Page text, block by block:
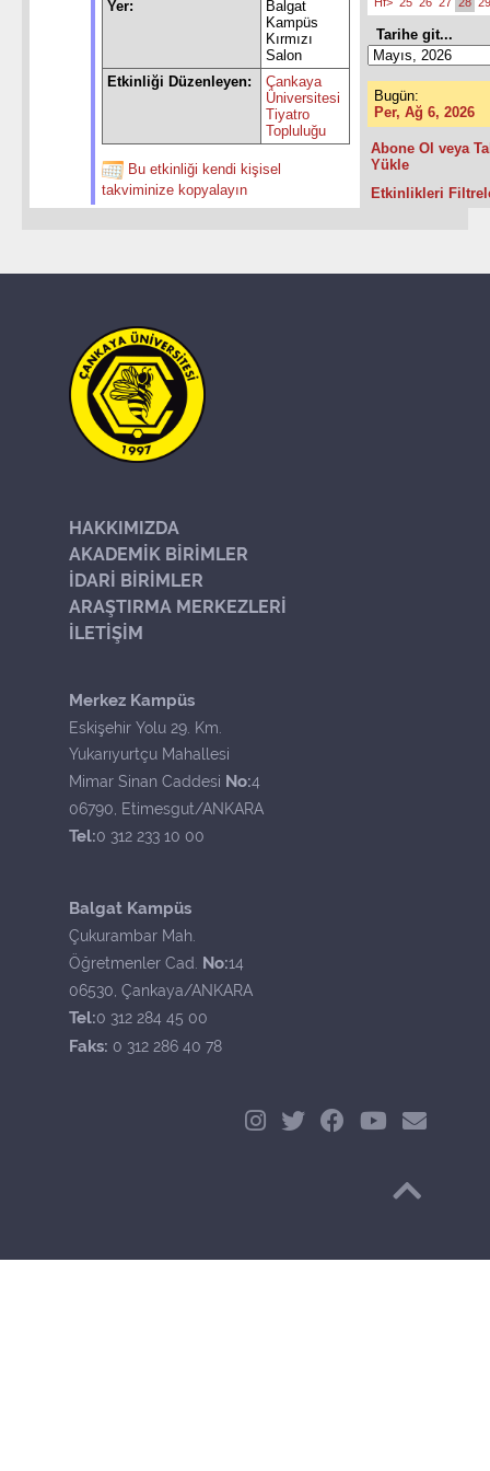
Yer:
Balgat
Kampüs
Kırmızı
Salon
Etkinliği Düzenleyen:
Çankaya
Üniversitesi
Tiyatro
Topluluğu
Bu etkinliği kendi kişisel
takviminize kopyalayın
Tarihe git...
Bugün:
Per, Ağ 6, 2026
Abone Ol veya
Yükle
Etkinlikleri
HAKKIMIZDA
AKADEMİK BİRİMLER
İDARİ BİRİMLER
ARAŞTIRMA MERKEZLERİ
İLETİŞİM
Merkez Kampüs
Eskişehir Yolu 29. Km.
Yukarıyurtçu Mahallesi
Mimar Sinan Caddesi No:4
06790, Etimesgut/ANKARA
Tel:0 312 233 10 00
Balgat Kampüs
Çukurambar Mah.
Öğretmenler Cad. No:14
06530, Çankaya/ANKARA
Tel:0 312 284 45 00
Faks: 0 312 286 40 78